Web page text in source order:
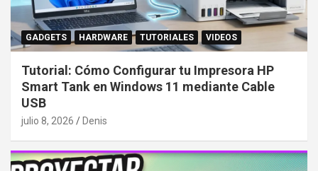
GADGETS HARDWARE TUTORIALES VIDEOS
Tutorial: Cómo Configurar tu Impresora HP
Smart Tank en Windows 11 mediante Cable
USB
julio 8, 2026 Denis